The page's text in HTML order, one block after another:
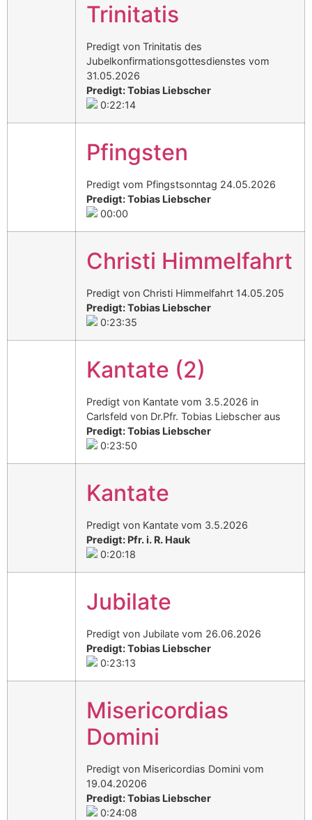
Trinitatis
Predigt von Trinitatis des
Jubelkonfirmationsgottesdienstes vom
31.05.2026
Predigt: Tobias Liebscher
0:22:14
Pfingsten
Predigt vom Pfingstsonntag 24.05.2026
Predigt: Tobias Liebscher
00:00
Christi Himmelfahrt
Predigt von Christi Himmelfahrt 14.05.205
Predigt: Tobias Liebscher
0:23:35
Kantate (2)
Predigt von Kantate vom 3.5.2026 in
Carlsfeld von Dr.Pfr. Tobias Liebscher aus
Predigt: Tobias Liebscher
0:23:50
Kantate
Predigt von Kantate vom 3.5.2026
Predigt: Pfr. i. R. Hauk
0:20:18
Jubilate
Predigt von Jubilate vom 26.06.2026
Predigt: Tobias Liebscher
0:23:13
Misericordias
Domini
Predigt von Misericordias Domini vom
19.04.20206
Predigt: Tobias Liebscher
0:24:08